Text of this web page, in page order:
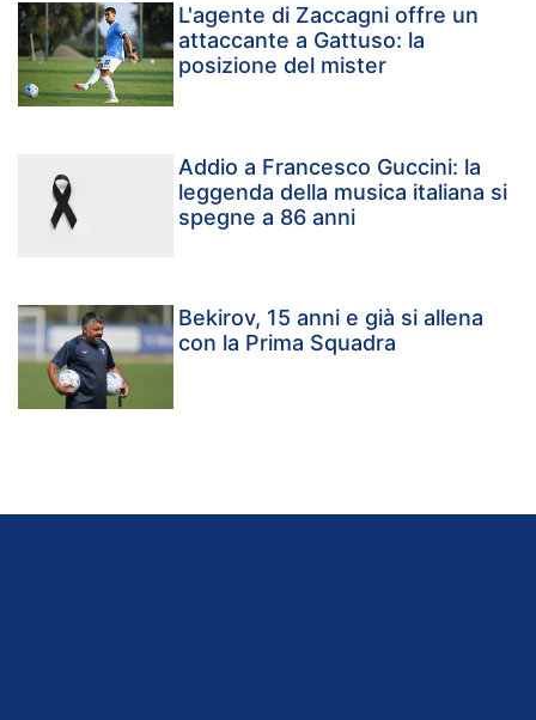
L'agente di Zaccagni offre un
attaccante a Gattuso: la
posizione del mister
Addio a Francesco Guccini: la
leggenda della musica italiana si
spegne a 86 anni
Bekirov, 15 anni e già si allena
con la Prima Squadra